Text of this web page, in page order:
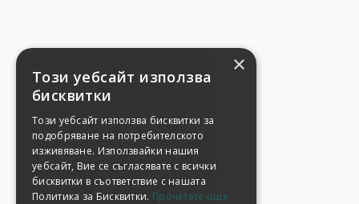
×
Този уебсайт използва
бисквитки
Този уебсайт използва бисквитки за
подобряване на потребителското
изживяване. Използвайки нашия
уебсайт, Вие се съгласявате с всички
бисквитки в съответствие с нашата
Политика за Бисквитки. Прочетете още